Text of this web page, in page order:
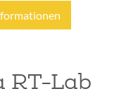
RT-Lab